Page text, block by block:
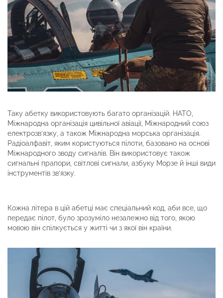
Таку абетку використовують багато організацій. НАТО,
Міжнародна організація цивільної авіації, Міжнародний союз
електрозв’язку, а також Міжнародна морська організація.
Радіоалфавіт, яким користуються пілоти, базовано на основі
Міжнародного зводу сигналів. Він використовує також
сигнальні прапори, світлові сигнали, азбуку Морзе й інші види
інструментів зв’язку.
Кожна літера в цій абетці має спеціальний код, аби все, що
передає пілот, було зрозуміло незалежно від того, якою
мовою він спілкується у житті чи з якої він країни.